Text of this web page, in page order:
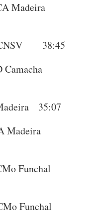
CA Madeira
- CNSV 38:45
AD Camacha
35:07
CA Madeira
Funchal
Funchal